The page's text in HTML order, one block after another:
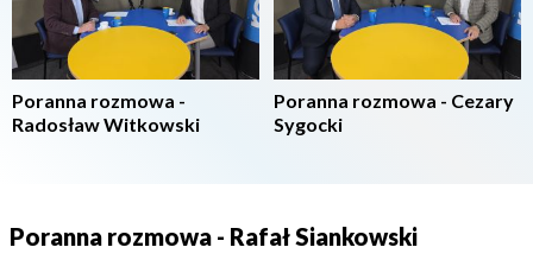
Poranna rozmowa -
Radosław Witkowski
Poranna rozmowa - Cezary
Sygocki
Poranna rozmowa - Rafał Siankowski